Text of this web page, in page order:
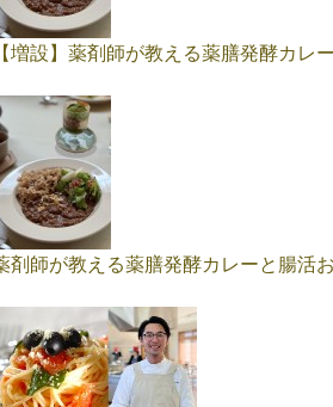
増設】薬剤師が教える薬膳発酵カレ
剤師が教える薬膳発酵カレーと腸活